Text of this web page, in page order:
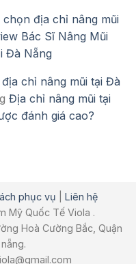
địa chỉ nâng mũi
Bác Sĩ Nâng Mũi
Đà Nẵng
chỉ nâng mũi tại Đà
Địa chỉ nâng mũi tại
đánh giá cao?
phục vụ
Liên hệ
Mỹ Quốc Tế Viola .
Hoà Cường Bắc, Quận